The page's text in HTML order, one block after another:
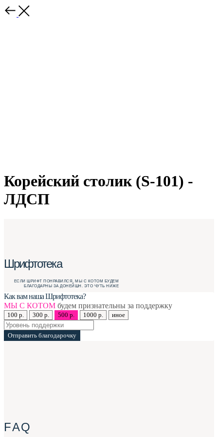
Корейский столик (S-101) -
ЛДСП
Шрифтотека
ЕСЛИ ШРИФТ ПОНРАВИЛСЯ, МЫ С КОТОМ БУДЕМ
БЛАГОДАРНЫ ЗА ДОНЕЙШН. ЭТО ЧУТЬ НИЖЕ
Как вам наша Шрифтотека?
МЫ С КОТОМ будем признательны за поддержку
100 р. 300 р. 500 р. 1000 р. иное
Отправить благодарочку
F A Q